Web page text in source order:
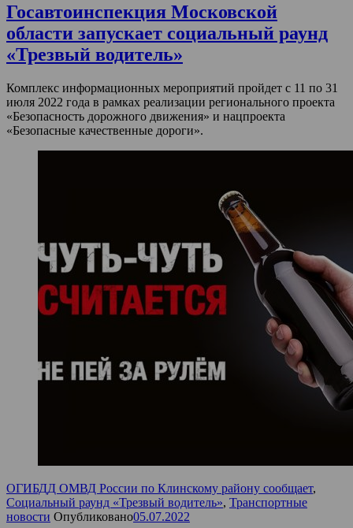
Госавтоинспекция Московской
области запускает социальный раунд
«Трезвый водитель»
Комплекс информационных мероприятий пройдет с 11 по 31
июля 2022 года в рамках реализации регионального проекта
«Безопасность дорожного движения» и нацпроекта
«Безопасные качественные дороги».
ОГИБДД ОМВД России по Клинскому району сообщает,
Социальный раунд «Трезвый водитель», Транспортные
новости Опубликовано05.07.2022